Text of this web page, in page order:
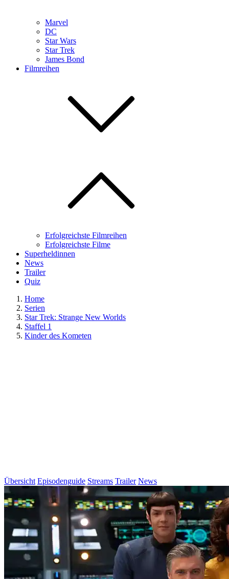
Marvel
DC
Star Wars
Star Trek
James Bond
Filmreihen
Erfolgreichste Filmreihen
Erfolgreichste Filme
Superheldinnen
News
Trailer
Quiz
Home
Serien
Star Trek: Strange New Worlds
Staffel 1
Kinder des Kometen
Übersicht Episodenguide Streams Trailer News